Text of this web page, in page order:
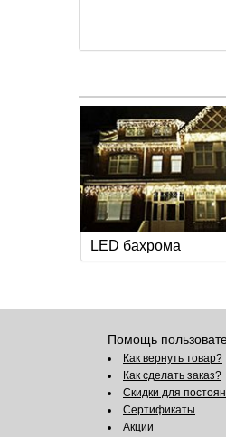
LED бахрома
Помощь
Как вернуть товар?
Как сделать заказ?
Скидки для
Сертификаты
Акции